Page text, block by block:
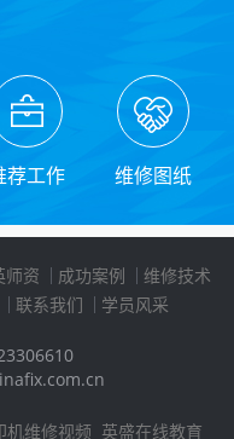
荐工作 维修图纸
师资 成功案例
维修技术
联系我们 学员风采
机维修视频 英盛在线教育